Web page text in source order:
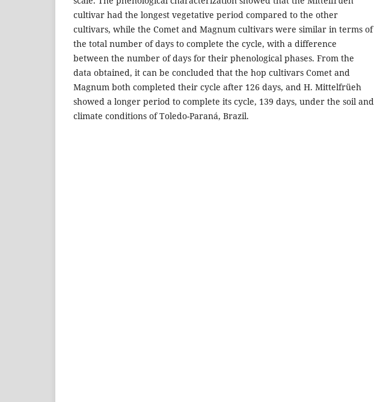
cultivar had the longest vegetative period compared to the other
cultivars, while the Comet and Magnum cultivars were similar in terms of
the total number of days to complete the cycle, with a difference
between the number of days for their phenological phases. From the
data obtained, it can be concluded that the hop cultivars Comet and
Magnum both completed their cycle after 126 days, and H. Mittelfrüeh
showed a longer period to complete its cycle, 139 days, under the soil and
climate conditions of Toledo-Paraná, Brazil.